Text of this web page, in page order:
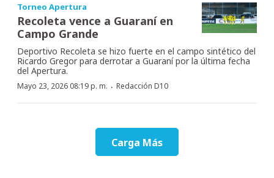
Torneo Apertura
Recoleta vence a Guaraní en
Campo Grande
Deportivo Recoleta se hizo fuerte en el campo sintético del
Ricardo Gregor para derrotar a Guaraní por la última fecha
del Apertura.
Mayo 23, 2026 08:19 p. m. · Redacción D10
Carga Más